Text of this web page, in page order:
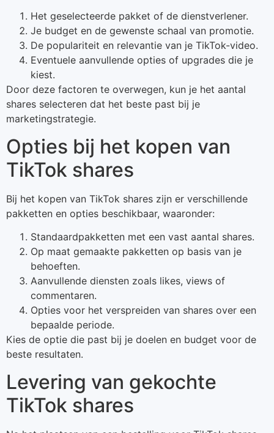
Het geselecteerde pakket of de dienstverlener.
Je budget en de gewenste schaal van promotie.
De populariteit en relevantie van je TikTok-video.
Eventuele aanvullende opties of upgrades die je
kiest.
Door deze factoren te overwegen, kun je het aantal
shares selecteren dat het beste past bij je
marketingstrategie.
Opties bij het kopen van
TikTok shares
Bij het kopen van TikTok shares zijn er verschillende
pakketten en opties beschikbaar, waaronder:
Standaardpakketten met een vast aantal shares.
Op maat gemaakte pakketten op basis van je
behoeften.
Aanvullende diensten zoals likes, views of
commentaren.
Opties voor het verspreiden van shares over een
bepaalde periode.
Kies de optie die past bij je doelen en budget voor de
beste resultaten.
Levering van gekochte
TikTok shares